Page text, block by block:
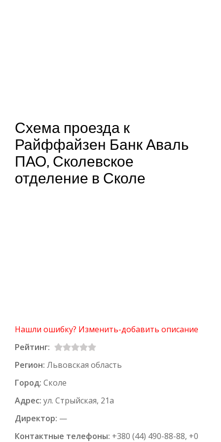
Схема проезда к
Райффайзен Банк Аваль
ПАО, Сколевское
отделение в Сколе
Нашли ошибку? Изменить-добавить описание
Рейтинг:
Регион: Львовская область
Город: Сколе
Адрес: ул. Стрыйская, 21а
Директор: —
Контактные телефоны: +380 (44) 490-88-88, +0